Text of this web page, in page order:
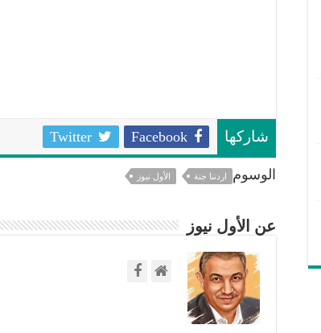
شاركها Facebook
Twitter
الوسوم اردننا جنة الأول نيوز
عن الأول نيوز